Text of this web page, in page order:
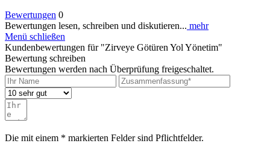
Bewertungen 0
Bewertungen lesen, schreiben und diskutieren... mehr
Menü schließen
Kundenbewertungen für "Zirveye Götüren Yol Yönetim"
Bewertung schreiben
Bewertungen werden nach Überprüfung freigeschaltet.
Die mit einem * markierten Felder sind Pflichtfelder.